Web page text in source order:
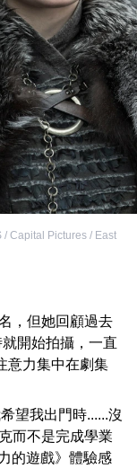
/ Capital Pictures / East
，但她回顧過去
開始拍攝，一直
意力集中在劇集
望我出門時......沒
而不是完成學業
的遊戲》體驗感